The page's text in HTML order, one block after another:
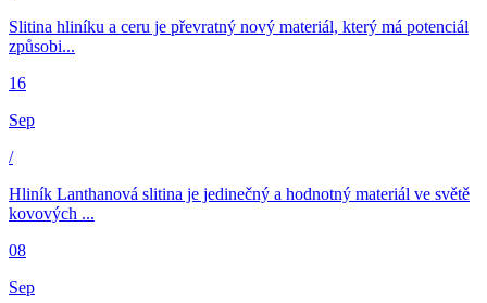
Slitina hliníku a ceru je převratný nový materiál, který má potenciál
způsobi...
16
Sep
/
Hliník Lanthanová slitina je jedinečný a hodnotný materiál ve světě
kovových ...
08
Sep